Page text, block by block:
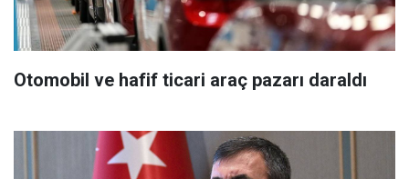
Otomobil ve hafif ticari araç pazarı daraldı